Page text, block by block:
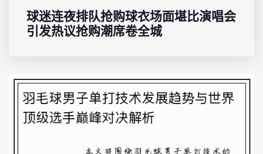
球迷连夜排队抢购球衣场面堪比演唱会
引发热议抢购潮席卷全城